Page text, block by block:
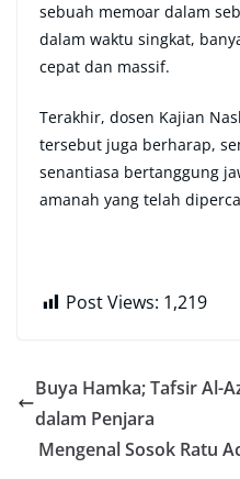
sebuah memoar dalam
dalam waktu singkat,
cepat dan massif.
Terakhir, dosen Kajian
tersebut juga berharap,
senantiasa bertanggung
amanah yang telah
Post Views: 1,219
Buya Hamka; Tafsir Al-
dalam Penjara
Mengenal Sosok Ratu